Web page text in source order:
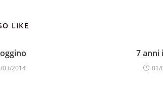
LIKE
03/2014
7 anni
01/